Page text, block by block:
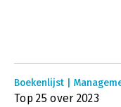
Boekenlijst |
Top 25 over 2023